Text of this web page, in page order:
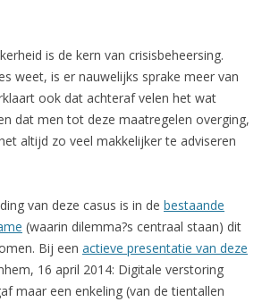
is de kern van crisisbeheersing.
weet, is er nauwelijks sprake meer van
ook dat achteraf velen het wat
dat men tot deze maatregelen overging,
altijd zo veel makkelijker te adviseren
van deze casus is in de bestaande
(waarin dilemma?s centraal staan) dit
Bij een actieve presentatie van deze
16 april 2014: Digitale verstoring
maar een enkeling (van de tientallen